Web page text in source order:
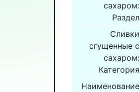
сахаром:
Раздел
Сливки
сгущенные с
сахаром:
Категория
Наименование